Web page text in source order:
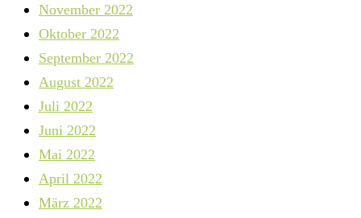
November 2022
Oktober 2022
September 2022
August 2022
Juli 2022
Juni 2022
Mai 2022
April 2022
März 2022